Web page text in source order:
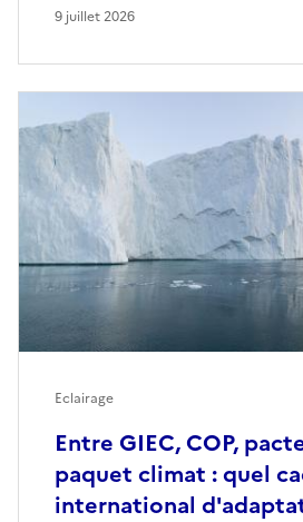
9 juillet 2026
Entre GIEC, COP,
paquet climat : quel
international
Eclairage